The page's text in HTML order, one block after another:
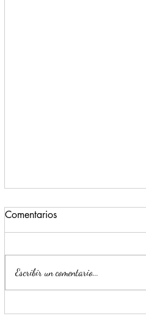
Convierten a Escobedo en
Comentarios
Escribir un comentario...